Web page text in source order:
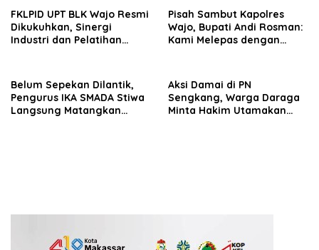
Putih
FKLPID UPT BLK Wajo Resmi
Dikukuhkan, Sinergi
Industri dan Pelatihan
Pisah Sambut Kapolres
Wajo, Bupati Andi Rosman:
Kami Melepas dengan
Belum Sepekan Dilantik,
Pengurus IKA SMADA Stiwa
Langsung Matangkan
Aksi Damai di PN
Sengkang, Warga Daraga
Minta Hakim Utamakan